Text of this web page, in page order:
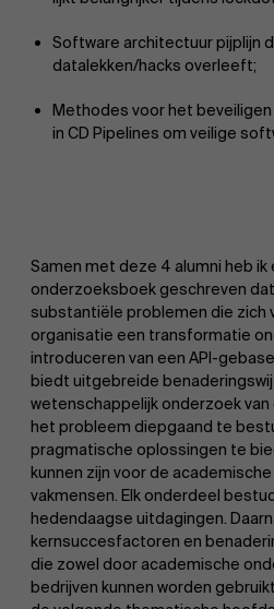
Software architectuur pijplijn
datalekken/hacks overleeft;
Methodes voor het
in CD Pipelines om veilige
Samen met deze 4 alumni heb ik
onderzoeksboek geschreven
substantiële problemen die zich
organisatie een transformatie
introduceren van een API-
biedt uitgebreide
wetenschappelijk onderzoek van
het probleem diepgaand te
pragmatische oplossingen te
kunnen zijn voor de
vakmensen. Elk onderdeel
hedendaagse uitdagingen.
kernsuccesfactoren en
die zowel door academische
bedrijven kunnen worden